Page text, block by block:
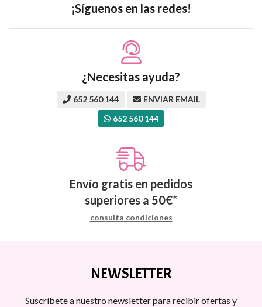
¡Síguenos en las redes!
¿Necesitas ayuda?
652 560 144
ENVIAR EMAIL
652 560 144
Envío gratis en pedidos
superiores a 50€*
consulta condiciones
NEWSLETTER
Suscríbete a nuestro newsletter para recibir ofertas y